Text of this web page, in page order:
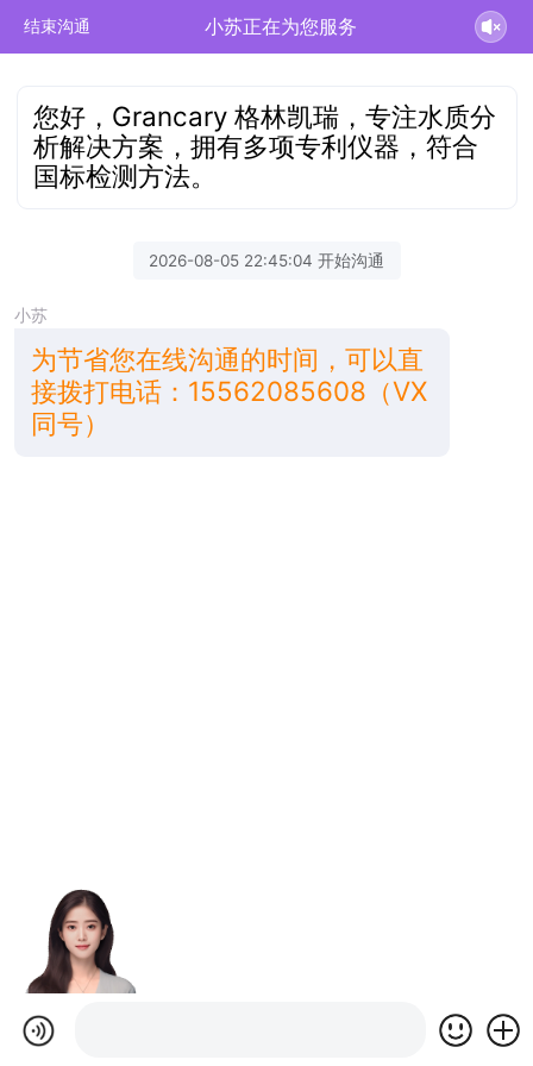
结束沟通 小苏正在为您服务
您好，Grancary 格林凯瑞，专注水质分
析解决方案，拥有多项专利仪器，符合
国标检测方法。
2026-08-05 22:45:04 开始沟通
小苏
为节省您在线沟通的时间，可以直
接拨打电话：15562085608（VX
同号）